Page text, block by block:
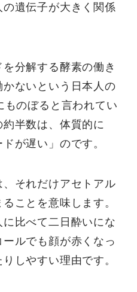
遺伝子が大きく関係
分解する酵素の働き
ないという日本人の
のぼると言われてい
半数は、体質的に
が遅い」のです。
それだけアセトアル
ことを意味します。
比べて二日酔いにな
ルでも顔が赤くなっ
しやすい理由です。